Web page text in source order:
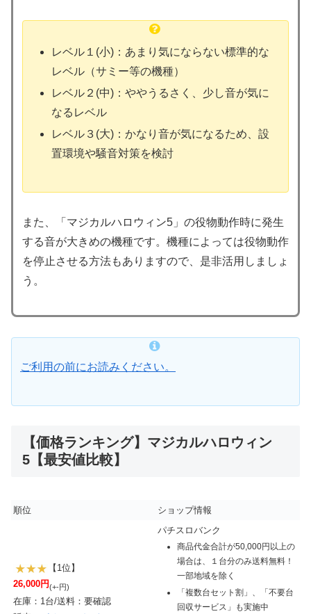
レベル１(小)：あまり気にならない標準的な
レベル（サミー等の機種）
レベル２(中)：ややうるさく、少し音が気に
なるレベル
レベル３(大)：かなり音が気になるため、設
置環境や騒音対策を検討
また、「マジカルハロウィン5」の役物動作時に発生
する音が大きめの機種です。機種によっては役物動作
を停止させる方法もありますので、是非活用しましょ
う。
ご利用の前にお読みください。
【価格ランキング】マジカルハロウィン
5【最安値比較】
順位 ショップ情報
【1位】
26,000円(+-円)
在庫：1台/送料：要確認
パチスロバンク
商品代金合計が50,000円以上の
場合は、１台分のみ送料無料！
一部地域を除く
「複数台セット割」、「不要台
回収サービス」も実施中